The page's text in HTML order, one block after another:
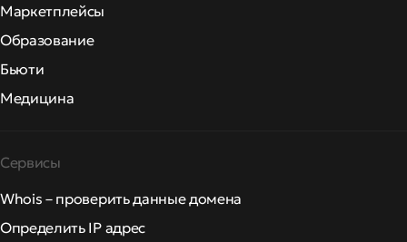
Маркетплейсы
Образование
Бьюти
Медицина
Сервисы
Whois – проверить данные домена
Определить IP адрес